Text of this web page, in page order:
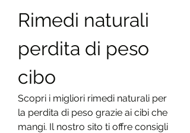
Rimedi naturali
perdita di peso
cibo
Scopri i migliori rimedi naturali per
la perdita di peso grazie ai cibi che
mangi. Il nostro sito ti offre consigli